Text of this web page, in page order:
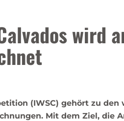
wird
(IWSC) gehört zu
Mit dem Ziel, die